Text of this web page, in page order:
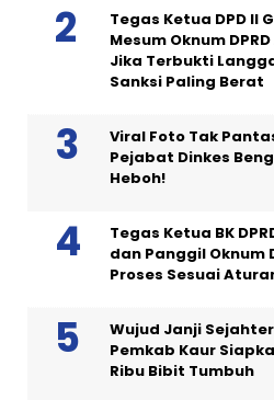
Tegas Ketua DPD II
Mesum Oknum
Jika Terbukti
Sanksi Paling Berat
Viral Foto Tak
Pejabat Dinkes
Heboh!
Tegas Ketua BK
dan Panggil Oknum
Proses Sesuai
Wujud Janji
Pemkab Kaur
Ribu Bibit Tumbuh